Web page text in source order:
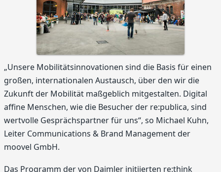
„Unsere Mobilitätsinnovationen sind die Basis für einen
großen, internationalen Austausch, über den wir die
Zukunft der Mobilität maßgeblich mitgestalten. Digital
affine Menschen, wie die Besucher der re:publica, sind
wertvolle Gesprächspartner für uns“, so Michael Kuhn,
Leiter Communications & Brand Management der
moovel GmbH.
Das Programm der von Daimler initiierten re:think